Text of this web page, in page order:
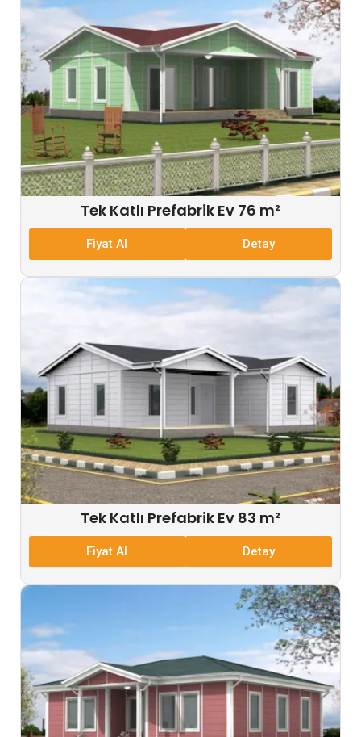
Tek Katlı Prefabrik Ev 76 m²
Fiyat Al Detay
Tek Katlı Prefabrik Ev 83 m²
Fiyat Al Detay